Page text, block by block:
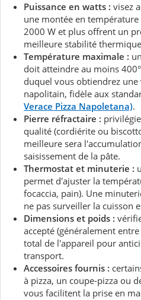
Puissance en watts : visez
une montée en
2000 W et plus offrent un
meilleure stabilité
Température maximale :
doit atteindre au moins
duquel vous obtiendrez
napolitain, fidèle aux
Verace Pizza Napoletana).
Pierre réfractaire :
qualité (cordiérite ou
meilleure sera
saisissement de la pâte.
Thermostat et minuterie :
permet d'ajuster la
focaccia, pain). Une
ne pas surveiller la cuisson
Dimensions et poids :
accepté (généralement
total de l'appareil pour
transport.
Accessoires fournis :
à pizza, un coupe-pizza ou
vous facilitent la prise en